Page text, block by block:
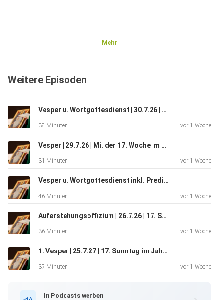
Mehr
Weitere Episoden
Vesper u. Wortgottesdienst | 30.7.26 | Do. 17. Wo im JK | Jerusalemgemeinschaften
38 Minuten vor 1 Woche
Vesper | 29.7.26 | Mi. der 17. Woche im Jahreskreis | Gemeinschaften von Jerusalem
31 Minuten vor 1 Woche
Vesper u. Wortgottesdienst inkl. Predigt | 28.7.26 | Di. 17. Wo. im Jahreskreis | Jerusalemgemeinschaften
46 Minuten vor 1 Woche
Auferstehungsoffizium | 26.7.26 | 17. Sonntag im Jahreskreis | Gemeinschaften von Jerusalem
36 Minuten vor 1 Woche
1. Vesper | 25.7.27 | 17. Sonntag im Jahreskreis | Jerusalemgemeinschaften
37 Minuten vor 1 Woche
In Podcasts werben